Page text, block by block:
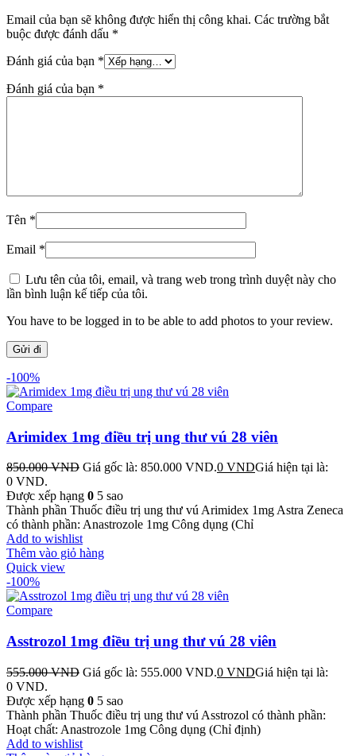
Email của bạn sẽ không được hiển thị công khai. Các trường bắt
buộc được đánh dấu *
Đánh giá của bạn *
Đánh giá của bạn *
Tên *
Email *
Lưu tên của tôi, email, và trang web trong trình duyệt này cho
lần bình luận kế tiếp của tôi.
You have to be logged in to be able to add photos to your review.
-100%
Compare
Arimidex 1mg điều trị ung thư vú 28 viên
850.000VND Giá gốc là: 850.000 VND.0 VNDGiá hiện tại là:
0 VND.
Được xếp hạng 0 5 sao
Thành phần Thuốc điều trị ung thư vú Arimidex 1mg Astra Zeneca
có thành phần: Anastrozole 1mg Công dụng (Chỉ
Add to wishlist
Thêm vào giỏ hàng
Quick view
-100%
Compare
Asstrozol 1mg điều trị ung thư vú 28 viên
555.000VND Giá gốc là: 555.000 VND.0 VNDGiá hiện tại là:
0 VND.
Được xếp hạng 0 5 sao
Thành phần Thuốc điều trị ung thư vú Asstrozol có thành phần:
Hoạt chất: Anastrozole 1mg Công dụng (Chỉ định)
Add to wishlist